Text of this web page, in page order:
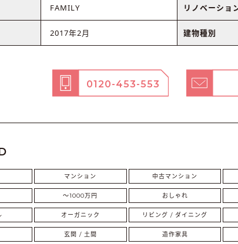
FAMILY リノベーショ
2017年2月 建物種別
0120-453-553
マンション 中古マンション
〜1000万円 おしゃれ
オーガニック リビング / ダイニング
玄関 / 土間 造作家具